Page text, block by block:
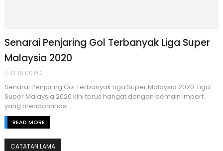
Senarai Penjaring Gol Terbanyak Liga Super
Malaysia 2020
12:18:00 PG
Senarai Penjaring Gol Terbanyak Liga Super Malaysia 2020. Liga
Super Malaysia 2020 kini terus hangat dengan pemain import
yang mendominasi ...
READ MORE
CATATAN LAMA